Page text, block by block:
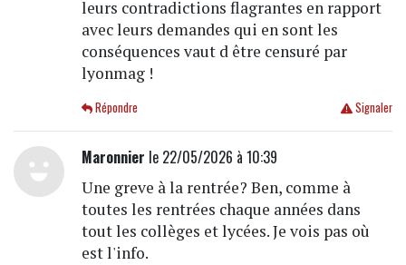
leurs contradictions flagrantes en rapport
avec leurs demandes qui en sont les
conséquences vaut d être censuré par
lyonmag !
Signaler
Répondre
Maronnier le 22/05/2026 à 10:39
Une greve à la rentrée? Ben, comme à
toutes les rentrées chaque années dans
tout les collèges et lycées. Je vois pas où
est l'info.